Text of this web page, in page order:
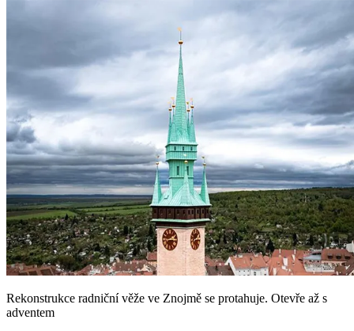
Rekonstrukce radniční věže ve Znojmě se protahuje. Otevře až s
adventem